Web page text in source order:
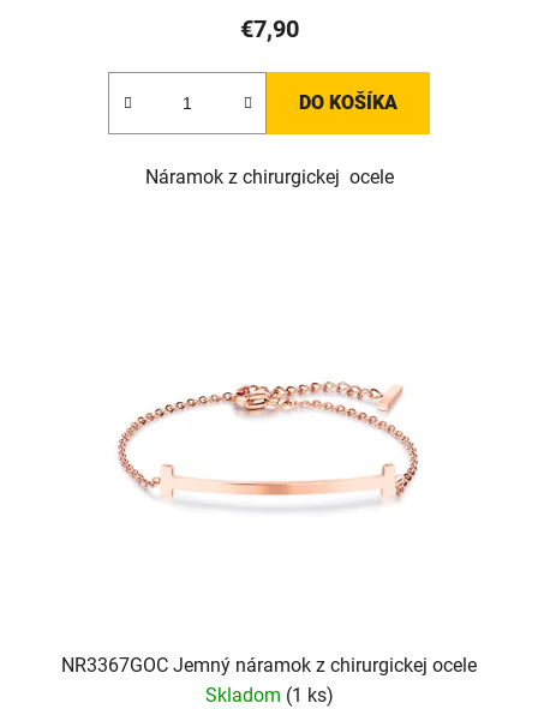
€7,90
DO KOŠÍKA
Náramok z chirurgickej ocele
NR3367GOC Jemný náramok z chirurgickej ocele
Skladom (1 ks)